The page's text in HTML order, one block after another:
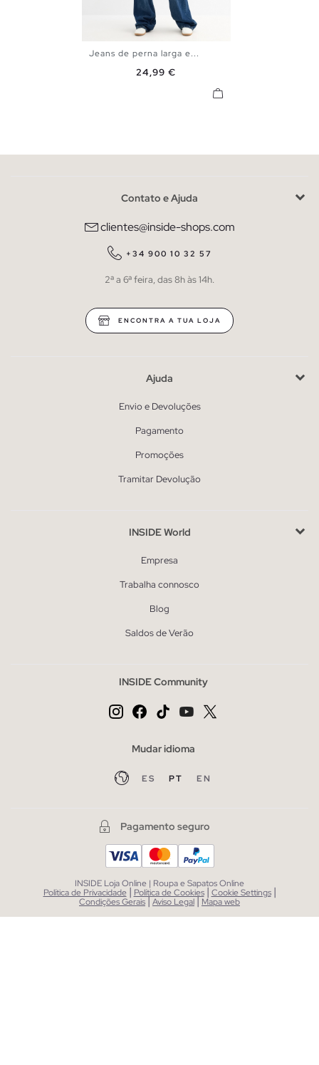
38
Jeans de perna larga e...
Preço
24,99 €
Contato e Ajuda
clientes@inside-shops.com
+34 900 10 32 57
2ª a 6ª feira, das 8h às 14h.
ENCONTRA A TUA LOJA
Ajuda
Envio e Devoluções
Pagamento
Promoções
Tramitar Devolução
INSIDE World
Empresa
Trabalha connosco
Blog
Saldos de Verão
INSIDE Community
Mudar idioma
ES PT EN
Pagamento seguro
INSIDE Loja Online | Roupa e Sapatos Online
Política de Privacidade | Política de Cookies | Cookie Settings |
Condições Gerais|Aviso Legal| Mapa web